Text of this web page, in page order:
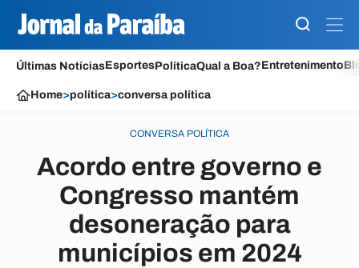
Últimas NotíciasEsportesPolíticaQual a Boa?Entretenimento
Home>política>conversa política
CONVERSA POLÍTICA
Acordo entre governo e
Congresso mantém
desoneração para
municípios em 2024